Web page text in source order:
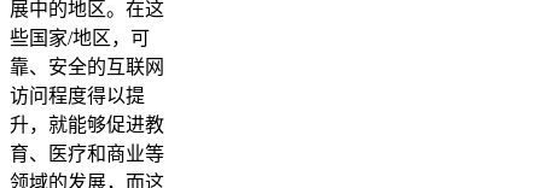
展中的地区。在这
些国家/地区，可
靠、安全的互联网
访问程度得以提
升，就能够促进教
育、医疗和商业等
领域的发展，而这